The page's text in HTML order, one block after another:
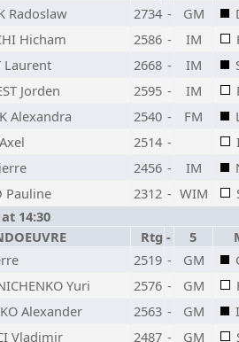
Radoslaw 2734 - GM
Hicham 2586 - IM
Laurent 2668 - IM
Jorden 2595 - IM
Alexandra 2540 - FM
2514 -
2456 - IM
Pauline 2312 - WIM
14:30
Rtg - 5
2519 - GM
Yuri 2576 - GM
Alexander 2563 - GM
Vladimir 2487 - GM